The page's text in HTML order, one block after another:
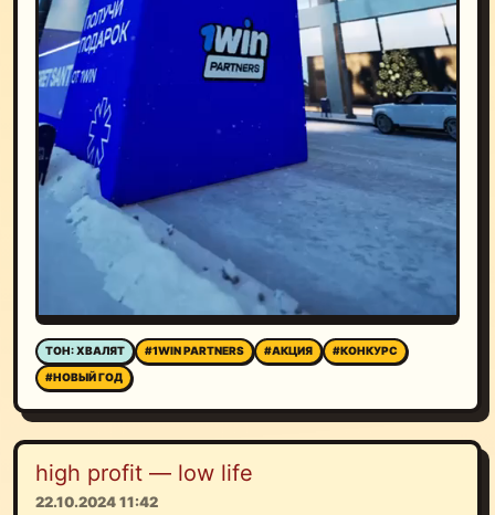
ТОН: ХВАЛЯТ #1WIN PARTNERS #АКЦИЯ
#КОНКУРС
#НОВЫЙ ГОД
high profit — low life
22.10.2024 11:42